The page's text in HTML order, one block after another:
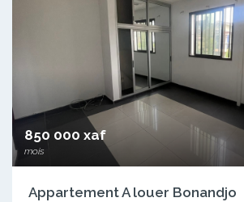
850 000 xaf
mois
Appartement A louer Bonandjo